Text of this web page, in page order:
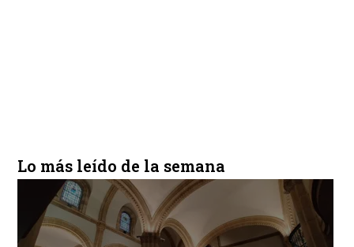
Lo más leído de la semana